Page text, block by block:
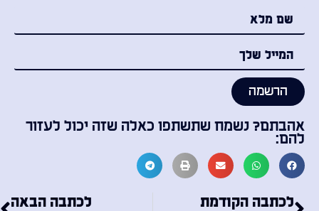
הרשמה
אהבתם? נשמח שתשתפו כאלה שזה יכול לעזור
להם:
לכתבה הקודמת לכתבה הבאה